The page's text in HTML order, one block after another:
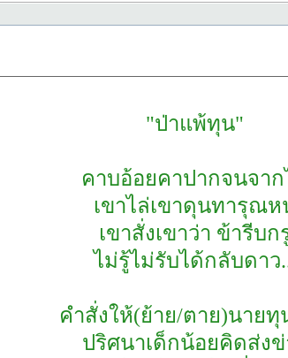
"ป่าแพ้ทุน"
คาบอ้อยคาปากจนจาก
เขาไล่เขาดุนทารุณห
เขาสั่งเขาว่า ข้ารีบก
ไม่รู้ไม่รับได้กลับดาว
คำสั่งให้(ย้าย/ตาย)นายทุ
ปริศนาเด็กน้อยคิดส่งข่